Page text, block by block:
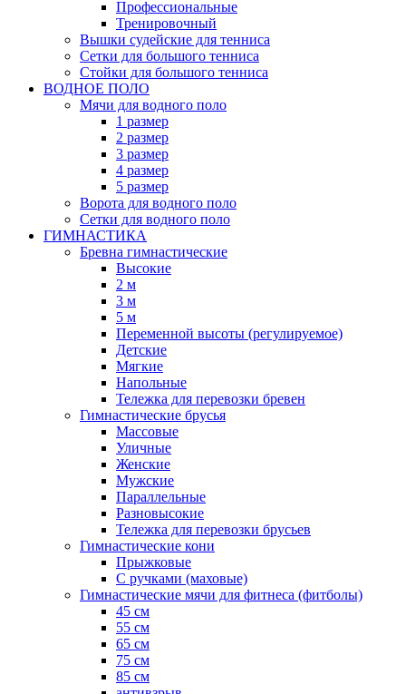
Профессиональные
Тренировочный
Вышки судейские для тенниса
Сетки для большого тенниса
Стойки для большого тенниса
ВОДНОЕ ПОЛО
Мячи для водного поло
1 размер
2 размер
3 размер
4 размер
5 размер
Ворота для водного поло
Сетки для водного поло
ГИМНАСТИКА
Бревна гимнастические
Высокие
2 м
3 м
5 м
Переменной высоты (регулируемое)
Детские
Мягкие
Напольные
Тележка для перевозки бревен
Гимнастические брусья
Массовые
Уличные
Женские
Мужские
Параллельные
Разновысокие
Тележка для перевозки брусьев
Гимнастические кони
Прыжковые
С ручками (маховые)
Гимнастические мячи для фитнеса (фитболы)
45 см
55 см
65 см
75 см
85 см